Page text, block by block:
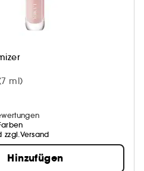
ml)
zzgl.Versand
Hinzufügen